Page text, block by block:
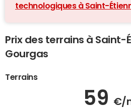
technologiques à Saint-
Prix des terrains à
Gourgas
Terrains
59 €/